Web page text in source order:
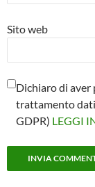
Sito web
Dichiaro di aver
trattamento dati
GDPR) LEGGI